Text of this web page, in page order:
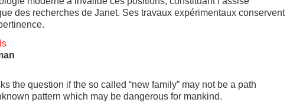
des recherches de Janet. Ses travaux expérimentaux conservent
the question if the so called “new family” may not be a path
pattern which may be dangerous for mankind.